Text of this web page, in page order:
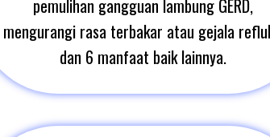
pemulihan gangguan lambung GERD,
mengurangi rasa terbakar atau gejala
dan 6 manfaat baik lainnya.